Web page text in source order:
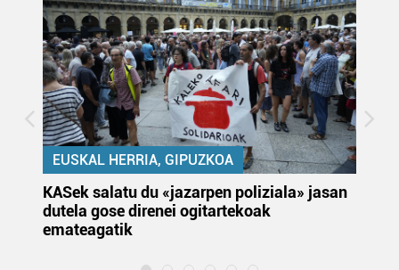
EUSKAL HERRIA, GIPUZKOA
KASek salatu du «jazarpen poliziala» jasan
dutela gose direnei ogitartekoak
emateagatik